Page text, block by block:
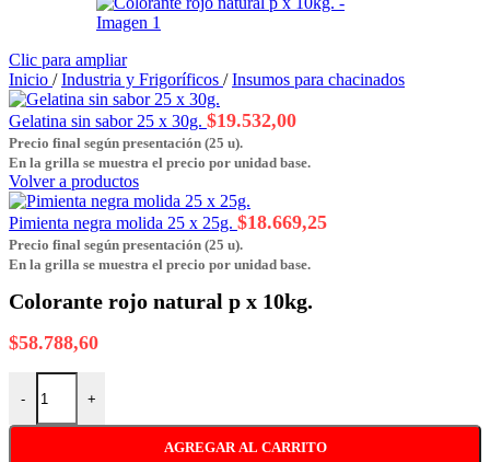
Clic para ampliar
Inicio / Industria y Frigoríficos / Insumos para chacinados
Gelatina sin sabor 25 x 30g. $19.532,00
Precio final según presentación (25 u).
En la grilla se muestra el precio por unidad base.
Volver a productos
Pimienta negra molida 25 x 25g. $18.669,25
Precio final según presentación (25 u).
En la grilla se muestra el precio por unidad base.
Colorante rojo natural p x 10kg.
$58.788,60
-
Colorante rojo natural p x 10kg. cantidad
+
AGREGAR AL CARRITO